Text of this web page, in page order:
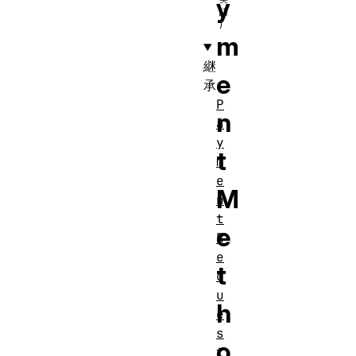
y
m
e
n
t
M
e
t
h
継
承
P
a
y
m
e
n
t
R
e
q
u
e
s
t